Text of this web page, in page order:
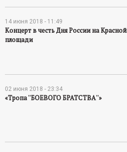
14 июня 2018 - 11:49
Концерт в честь Дня России на Красной
площади
02 июня 2018 - 23:34
«Тропа ''БОЕВОГО БРАТСТВА''»